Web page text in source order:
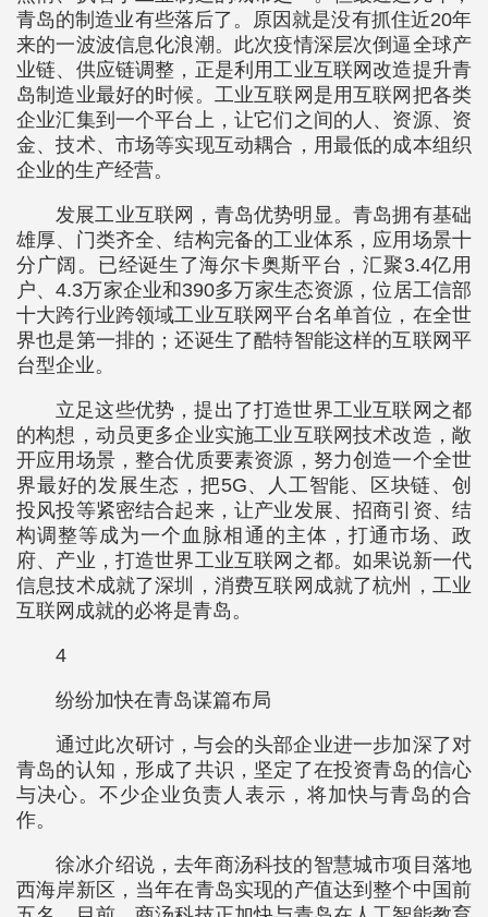
青岛的制造业有些落后了。原因就是没有抓住近20年
来的一波波信息化浪潮。此次疫情深层次倒逼全球产
业链、供应链调整，正是利用工业互联网改造提升青
岛制造业最好的时候。工业互联网是用互联网把各类
企业汇集到一个平台上，让它们之间的人、资源、资
金、技术、市场等实现互动耦合，用最低的成本组织
企业的生产经营。
发展工业互联网，青岛优势明显。青岛拥有基础
雄厚、门类齐全、结构完备的工业体系，应用场景十
分广阔。已经诞生了海尔卡奥斯平台，汇聚3.4亿用
户、4.3万家企业和390多万家生态资源，位居工信部
十大跨行业跨领域工业互联网平台名单首位，在全世
界也是第一排的；还诞生了酷特智能这样的互联网平
台型企业。
立足这些优势，提出了打造世界工业互联网之都
的构想，动员更多企业实施工业互联网技术改造，敞
开应用场景，整合优质要素资源，努力创造一个全世
界最好的发展生态，把5G、人工智能、区块链、创
投风投等紧密结合起来，让产业发展、招商引资、结
构调整等成为一个血脉相通的主体，打通市场、政
府、产业，打造世界工业互联网之都。如果说新一代
信息技术成就了深圳，消费互联网成就了杭州，工业
互联网成就的必将是青岛。
4
纷纷加快在青岛谋篇布局
通过此次研讨，与会的头部企业进一步加深了对
青岛的认知，形成了共识，坚定了在投资青岛的信心
与决心。不少企业负责人表示，将加快与青岛的合
作。
徐冰介绍说，去年商汤科技的智慧城市项目落地
西海岸新区，当年在青岛实现的产值达到整个中国前